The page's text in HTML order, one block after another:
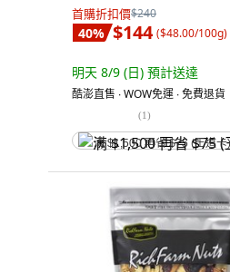
首購折扣價$240
40% $144 ($48.00/100g)
明天 8/9 (日) 預計送達
酷澎直售 ∙ WOW免運 ∙ 免費退貨
(1)
满 $1,500 再省 $75 (王道卡)